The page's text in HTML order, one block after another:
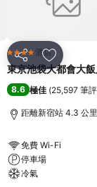
分享 放到收藏
4 星級 酒店
東京池袋大都會大
8.6 極佳 (25,597 筆
距離新宿站 4.3 公里
免費 Wi-Fi
停車場
冷氣